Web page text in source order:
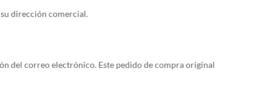
dirección comercial.
del correo electrónico. Este pedido de compra original